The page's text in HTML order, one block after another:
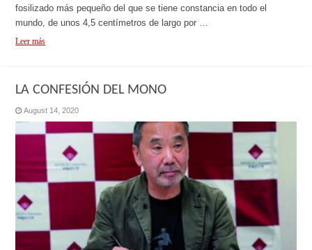
fosilizado más pequeño del que se tiene constancia en todo el
mundo, de unos 4,5 centímetros de largo por …
Leer más
LA CONFESIÓN DEL MONO
August 14, 2020